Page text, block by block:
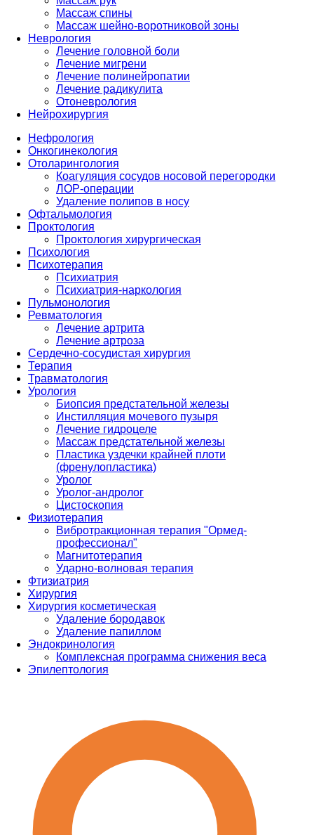
Массаж спины
Массаж шейно-воротниковой зоны
Неврология
Лечение головной боли
Лечение мигрени
Лечение полинейропатии
Лечение радикулита
Отоневрология
Нейрохирургия
Нефрология
Онкогинекология
Отоларингология
Коагуляция сосудов носовой перегородки
ЛОР-операции
Удаление полипов в носу
Офтальмология
Проктология
Проктология хирургическая
Психология
Психотерапия
Психиатрия
Психиатрия-наркология
Пульмонология
Ревматология
Лечение артрита
Лечение артроза
Сердечно-сосудистая хирургия
Терапия
Травматология
Урология
Биопсия предстательной железы
Инстилляция мочевого пузыря
Лечение гидроцеле
Массаж предстательной железы
Пластика уздечки крайней плоти
(френулопластика)
Уролог
Уролог-андролог
Цистоскопия
Физиотерапия
Вибротракционная терапия "Ормед-
профессионал"
Магнитотерапия
Ударно-волновая терапия
Фтизиатрия
Хирургия
Хирургия косметическая
Удаление бородавок
Удаление папиллом
Эндокринология
Комплексная программа снижения веса
Эпилептология